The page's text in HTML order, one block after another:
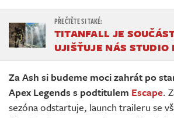
TITANFALL JE
UJIŠŤUJE NÁS STUDIO
Za Ash si budeme moci zahrát po
Apex Legends s podtitulem Escape.
sezóna odstartuje, launch traileru se